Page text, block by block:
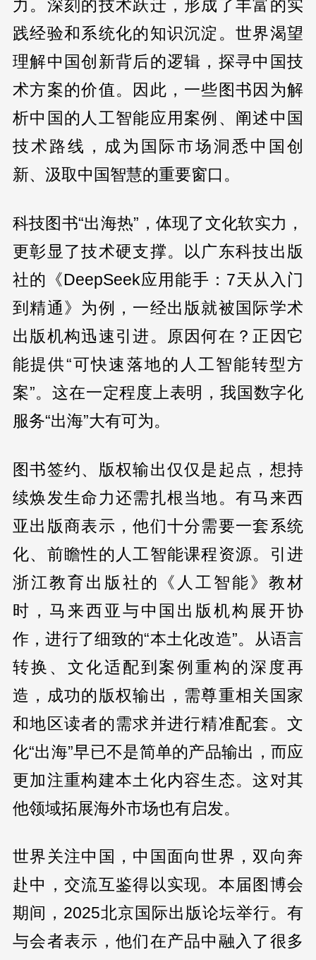
力。深刻的技术跃迁，形成了丰富的实
践经验和系统化的知识沉淀。世界渴望
理解中国创新背后的逻辑，探寻中国技
术方案的价值。因此，一些图书因为解
析中国的人工智能应用案例、阐述中国
技术路线，成为国际市场洞悉中国创
新、汲取中国智慧的重要窗口。
科技图书“出海热”，体现了文化软实力，
更彰显了技术硬支撑。以广东科技出版
社的《DeepSeek应用能手：7天从入门
到精通》为例，一经出版就被国际学术
出版机构迅速引进。原因何在？正因它
能提供“可快速落地的人工智能转型方
案”。这在一定程度上表明，我国数字化
服务“出海”大有可为。
图书签约、版权输出仅仅是起点，想持
续焕发生命力还需扎根当地。有马来西
亚出版商表示，他们十分需要一套系统
化、前瞻性的人工智能课程资源。引进
浙江教育出版社的《人工智能》教材
时，马来西亚与中国出版机构展开协
作，进行了细致的“本土化改造”。从语言
转换、文化适配到案例重构的深度再
造，成功的版权输出，需尊重相关国家
和地区读者的需求并进行精准配套。文
化“出海”早已不是简单的产品输出，而应
更加注重构建本土化内容生态。这对其
他领域拓展海外市场也有启发。
世界关注中国，中国面向世界，双向奔
赴中，交流互鉴得以实现。本届图博会
期间，2025北京国际出版论坛举行。有
与会者表示，他们在产品中融入了很多